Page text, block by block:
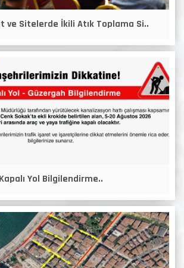
ve Sitelerde İkili Atık Toplama Si..
Kapalı Yol Bilgilendirme..